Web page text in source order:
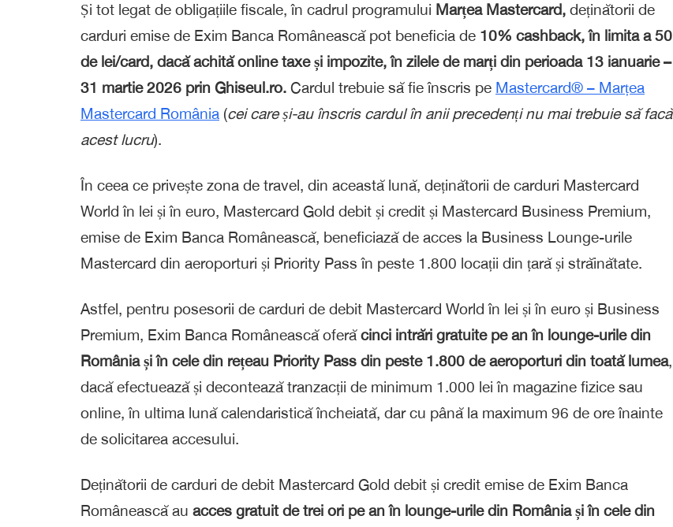
Și tot legat de obligațiile fiscale, în cadrul programului Marțea Mastercard, deținătorii de
carduri emise de Exim Banca Românească pot beneficia de 10% cashback, în limita a 50
de lei/card, dacă achită online taxe și impozite, în zilele de marți din perioada 13 ianuarie –
31 martie 2026 prin Ghiseul.ro. Cardul trebuie să fie înscris pe Mastercard® – Marțea
Mastercard România (cei care și-au înscris cardul în anii precedenți nu mai trebuie să facă
acest lucru).
În ceea ce privește zona de travel, din această lună, deținătorii de carduri Mastercard
World în lei și în euro, Mastercard Gold debit și credit și Mastercard Business Premium,
emise de Exim Banca Românească, beneficiază de acces la Business Lounge-urile
Mastercard din aeroporturi și Priority Pass în peste 1.800 locații din țară și străinătate.
Astfel, pentru posesorii de carduri de debit Mastercard World în lei și în euro și Business
Premium, Exim Banca Românească oferăcinci intrări gratuite pe an în lounge-urile din
România și în cele din rețeau Priority Pass din peste 1.800 de aeroporturi din toată lumea,
dacă efectuează și decontează tranzacții de minimum 1.000 lei în magazine fizice sau
online, în ultima lună calendaristică încheiată, dar cu până la maximum 96 de ore înainte
de solicitarea accesului.
Deținătorii de carduri de debit Mastercard Gold debit și credit emise de Exim Banca
Românească au acces gratuit de trei ori pe an în lounge-urile din România și în cele din